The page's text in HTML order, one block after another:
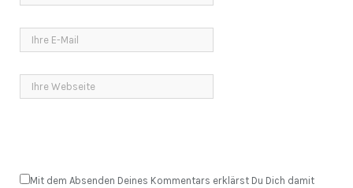
Mit dem Absenden Deines Kommentars erklärst Du Dich damit